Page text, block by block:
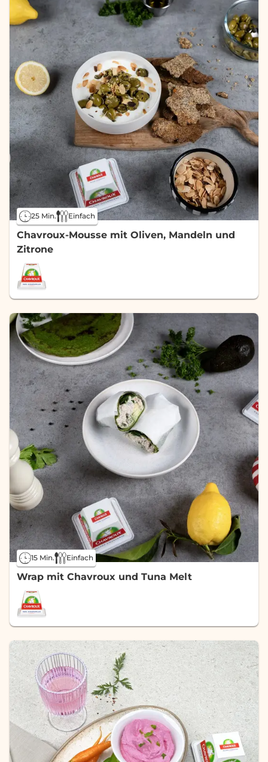
25 Min. Einfach
Chavroux-Mousse mit Oliven, Mandeln und
Zitrone
15 Min. Einfach
Wrap mit Chavroux und Tuna Melt